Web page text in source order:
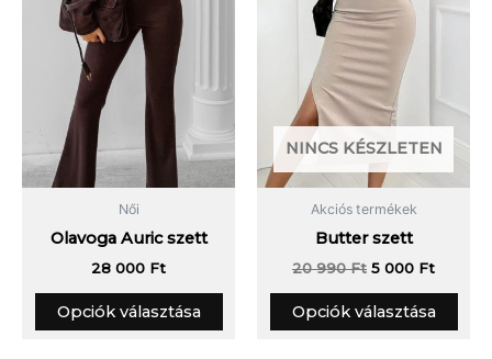
Női
Olavoga Auric szett
28 000 Ft
Opciók választása
termékoldalon
választhatók
ki
NINCS KÉSZLETEN
Akciós termékek
Butter szett
20 990Ft 5 000 Ft
Opciók választása